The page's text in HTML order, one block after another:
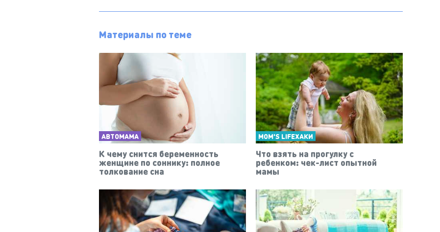
Материалы по теме
АВТОМАМА
К чему снится беременность
женщине по соннику: полное
толкование сна
MOM'S LIFEХАКИ
Что взять на прогулку с
ребенком: чек-лист опытной
мамы